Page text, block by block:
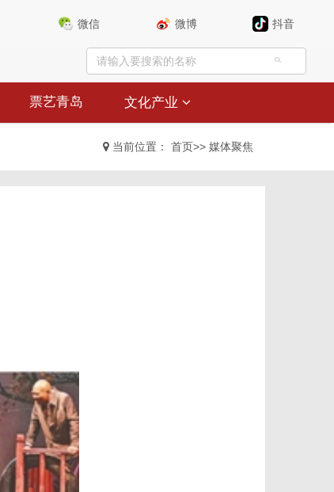
微信 微博 抖音
票艺青岛 文化产业
当前位置： 首页>> 媒体聚焦